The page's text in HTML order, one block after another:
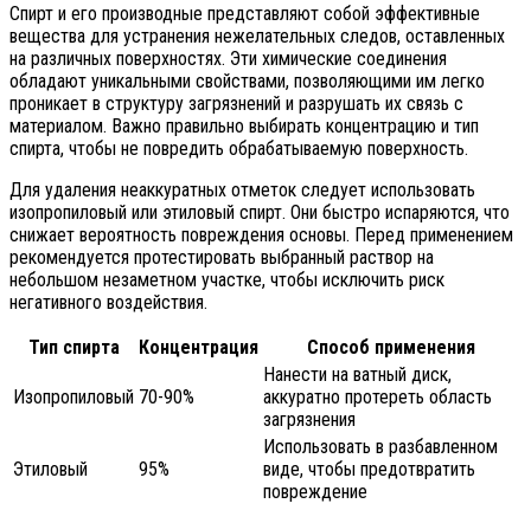
Спирт и его производные представляют собой эффективные
вещества для устранения нежелательных следов, оставленных
на различных поверхностях. Эти химические соединения
обладают уникальными свойствами, позволяющими им легко
проникает в структуру загрязнений и разрушать их связь с
материалом. Важно правильно выбирать концентрацию и тип
спирта, чтобы не повредить обрабатываемую поверхность.
Для удаления неаккуратных отметок следует использовать
изопропиловый или этиловый спирт. Они быстро испаряются, что
снижает вероятность повреждения основы. Перед применением
рекомендуется протестировать выбранный раствор на
небольшом незаметном участке, чтобы исключить риск
негативного воздействия.
Тип спирта
Концентрация Способ применения
Изопропиловый 70-90%
Нанести на ватный диск,
аккуратно протереть область
загрязнения
Этиловый 95%
Использовать в разбавленном
виде, чтобы предотвратить
повреждение